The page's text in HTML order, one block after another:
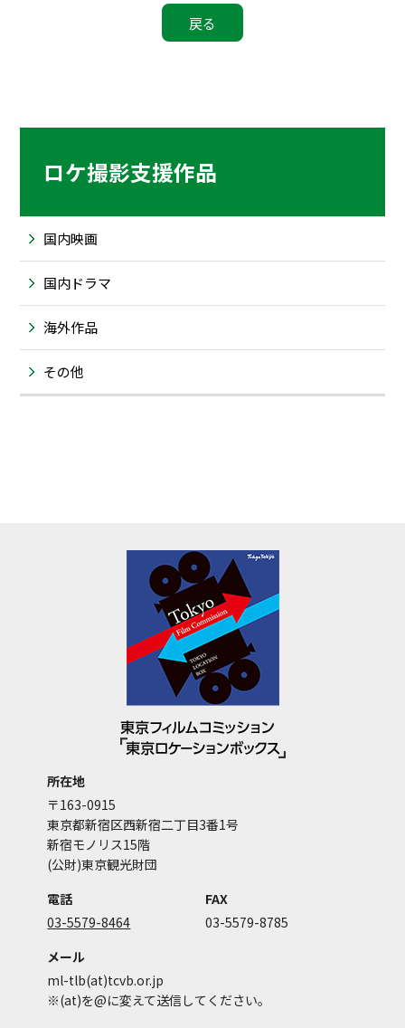
ロケ撮影支援作品
国内映画
国内ドラマ
海外作品
その他
所在地
〒163-0915
東京都新宿区西新宿二丁目3番1号
新宿モノリス15階
(公財)東京観光財団
電話
03-5579-8464
FAX
03-5579-8785
メール
ml-tlb(at)tcvb.or.jp
※(at)を@に変えて送信してください。